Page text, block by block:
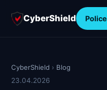
CyberShield
CyberShield › Blog
23.04.2026